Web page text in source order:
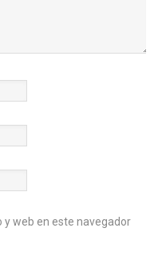
y web en este navegador